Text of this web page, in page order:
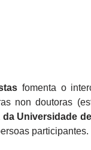
fomenta o
non doutoras
Universidade
participantes.